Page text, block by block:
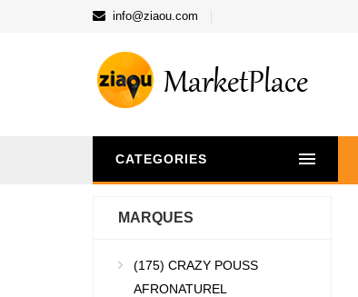
info@ziaou.com
CATEGORIES
MARQUES
(175) CRAZY POUSS
AFRONATUREL